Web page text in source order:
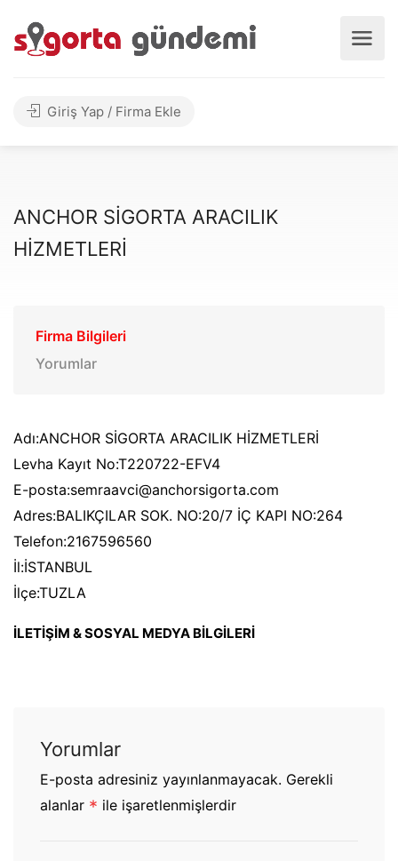
Giriş Yap / Firma Ekle
ANCHOR SİGORTA ARACILIK
HİZMETLERİ
Firma Bilgileri
Yorumlar
Adı:ANCHOR SİGORTA ARACILIK HİZMETLERİ
Levha Kayıt No:T220722-EFV4
E-posta:semraavci@anchorsigorta.com
Adres:BALIKÇILAR SOK. NO:20/7 İÇ KAPI NO:264
Telefon:2167596560
İl:İSTANBUL
İlçe:TUZLA
İLETİŞİM & SOSYAL MEDYA BİLGİLERİ
Yorumlar
E-posta adresiniz yayınlanmayacak. Gerekli
alanlar * ile işaretlenmişlerdir